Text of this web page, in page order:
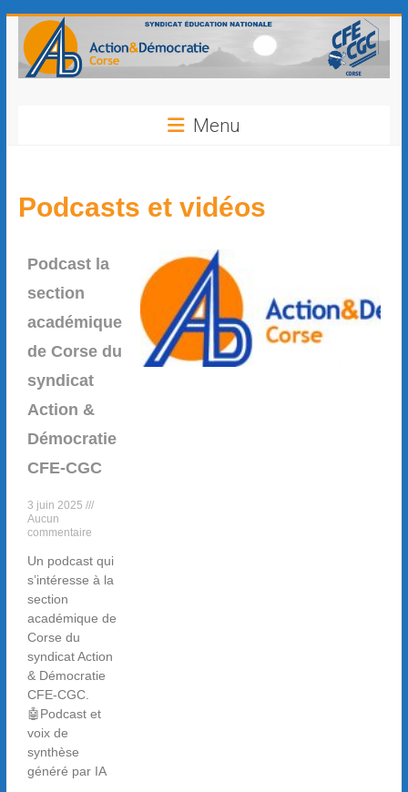
contenu
principal
Menu
Podcasts et vidéos
Podcast la
section
académique
de Corse du
syndicat
Action &
Démocratie
CFE-CGC
3 juin 2025
Aucun
commentaire
Un podcast qui
s’intéresse à la
section
académique de
Corse du
syndicat Action
& Démocratie
CFE-CGC.
🤖Podcast et
voix de
synthèse
généré par IA